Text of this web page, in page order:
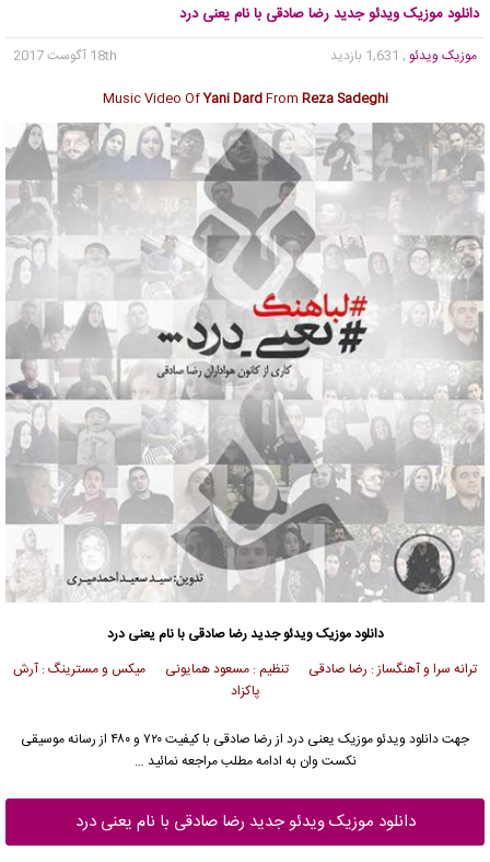
دانلود موزیک ویدئو جدید رضا صادقی با نام یعنی درد
موزیک ویدئو , 1,631 بازدید
18th آگوست 2017
Music Video OfYani DardFrom Reza Sadeghi
دانلود موزیک ویدئوجدیدرضا صادقی با نام یعنی درد
ترانه سرا و آهنگساز : رضا صادقی تنظیم : مسعود همایونی میکس و مسترینگ : آرش
پاکزاد
جهت دانلود ویدئو موزیک یعنی درد از رضا صادقی
با کیفیت ۷۲۰ و ۴۸۰ از رسانه موسیقی
نکست وان به ادامه مطلب مراجعه نمائید …
دانلود موزیک ویدئو جدید رضا صادقی با نام یعنی درد